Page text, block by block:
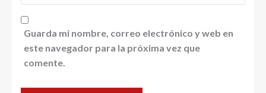
Guarda mi nombre, correo electrónico y web en
este navegador para la próxima vez que
comente.